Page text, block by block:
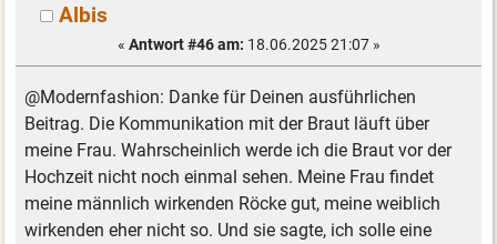
Albis
« Antwort #46 am: 18.06.2025 21:07 »
@Modernfashion: Danke für Deinen ausführlichen
Beitrag. Die Kommunikation mit der Braut läuft über
meine Frau. Wahrscheinlich werde ich die Braut vor der
Hochzeit nicht noch einmal sehen. Meine Frau findet
meine männlich wirkenden Röcke gut, meine weiblich
wirkenden eher nicht so. Und sie sagte, ich solle eine